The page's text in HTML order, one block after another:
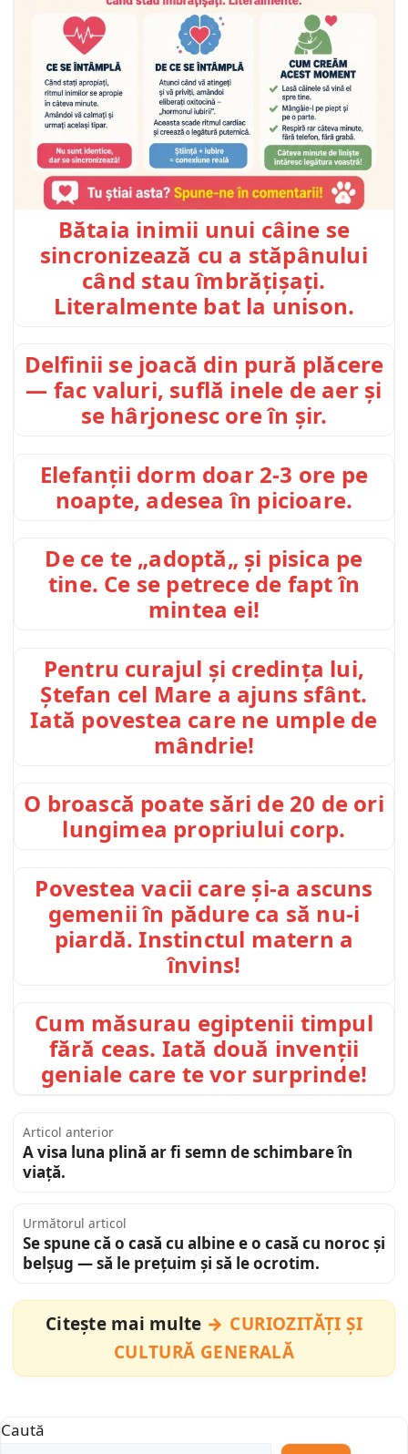
Bătaia inimii unui câine se
sincronizează cu a stăpânului
când stau îmbrățișați.
Literalmente bat la unison.
Delfinii se joacă din pură plăcere
— fac valuri, suflă inele de aer și
se hârjonesc ore în șir.
Elefanții dorm doar 2-3 ore pe
noapte, adesea în picioare.
De ce te „adoptă„ și pisica pe
tine. Ce se petrece de fapt în
mintea ei!
Pentru curajul și credința lui,
Ștefan cel Mare a ajuns sfânt.
Iată povestea care ne umple de
mândrie!
O broască poate sări de 20 de ori
lungimea propriului corp.
Povestea vacii care și-a ascuns
gemenii în pădure ca să nu-i
piardă. Instinctul matern a
învins!
Cum măsurau egiptenii timpul
fără ceas. Iată două invenții
geniale care te vor surprinde!
Articol anterior
A visa luna plină ar fi semn de schimbare în
viață.
Următorul articol
Se spune că o casă cu albine e o casă cu noroc și
belșug — să le prețuim și să le ocrotim.
Citește mai multe
CURIOZITĂȚI ȘI
CULTURĂ GENERALĂ
Caută